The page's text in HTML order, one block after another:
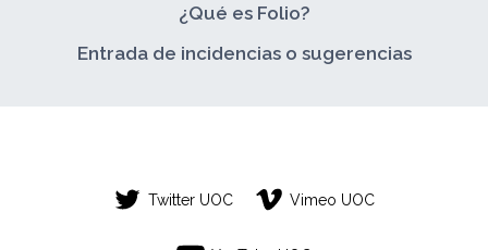
¿Qué es Folio?
Entrada de incidencias o sugerencias
Twitter UOC Vimeo UOC